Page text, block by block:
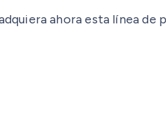
ahora esta línea de